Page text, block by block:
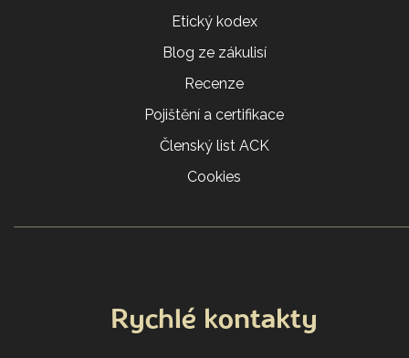
Etický kodex
Blog ze zákulisí
Recenze
Pojištění a certifikace
Členský list ACK
Cookies
Rychlé kontakty